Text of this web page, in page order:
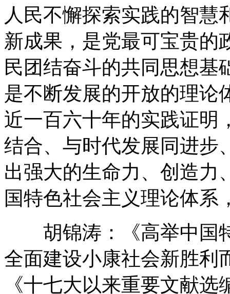
人民不懈探索实践的智慧
新成果，是党最可宝贵的
民团结奋斗的共同思想基
是不断发展的开放的理论
近一百六十年的实践证明
结合、与时代发展同进步
出强大的生命力、创造力
国特色社会主义理论体系
胡锦涛：《高举中国
全面建设小康社会新胜利
《十七大以来重要文献